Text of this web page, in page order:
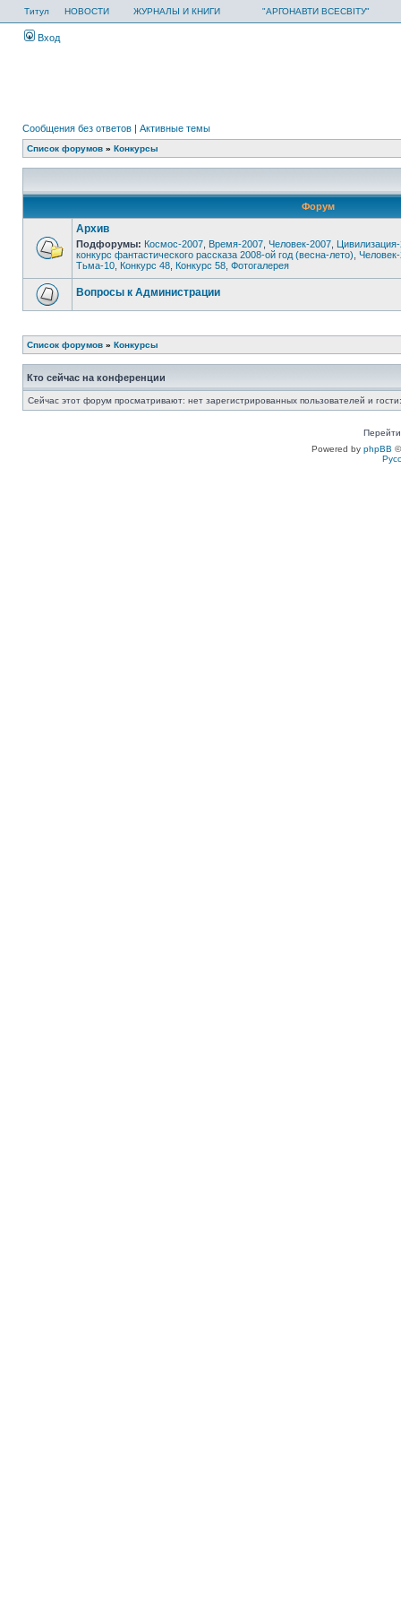
Титул НОВОСТИ ЖУРНАЛЫ И КНИГИ "АРГОНАВТИ ВСЕСВІТУ"
Вход
Сообщения без ответов | Активные темы
Список форумов » Конкурсы
Форум
Архив
Подфорумы: Космос-2007 Время-2007 Человек-2007
конкурс фантастического рассказа 2008-ой год (весна-лето)
Тьма-10 Конкурс 48 Конкурс 58 Фотогалерея
Вопросы к Администрации
Список форумов » Конкурсы
Кто сейчас на конференции
Сейчас этот форум просматривают: нет зарегистрированных пользователей и
Powered by phpBB